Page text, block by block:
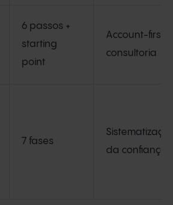
6 passos +
starting
point
Account-first,
consultoria
7 fases
da confiança